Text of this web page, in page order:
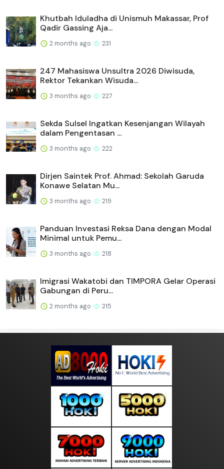
Khutbah Iduladha di Unismuh Makassar, Prof
Qadir Gassing Aja...
2 months ago 231
247 Mahasiswa Unsultra 2026 Diwisuda,
Rektor Tekankan Wisuda...
3 months ago 227
Sekda Sulsel Ingatkan Kesenjangan Wilayah
dalam Pengentasan ...
3 months ago 222
Dirjen Saintek Prof. Ahmad: Sekolah Garuda
Konawe Selatan Mu...
3 months ago 219
Panduan Investasi Reksa Dana dengan Modal
Minimal untuk Pemu...
3 months ago 218
Imigrasi Wakatobi dan TIMPORA Gelar Operasi
Gabungan di Peru...
2 months ago 215